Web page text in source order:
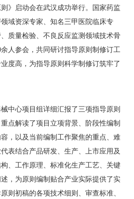
》启动会在武汉成功举行。国家药监
域资深专家、知名三甲医院临床专
质量检验、不良反应监测领域技术骨
人参会，共同研讨指导原则制修订工
度高，为指导原则科学制修订筑牢了
心项目组详细汇报了三项指导原则
点解读了项目立项背景、阶段性编制
，以及当前编制工作聚焦的重点、难
表结合产品研发、生产、上市应用及
、工作原理、标准化生产工艺、关键
，为原则编制贴合产业实际提供了实
则初稿的各项技术细则、审查标准、